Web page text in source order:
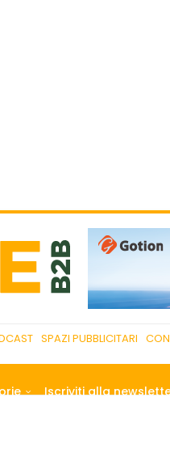
SPAZI PUBBLICITARI
Iscriviti alla